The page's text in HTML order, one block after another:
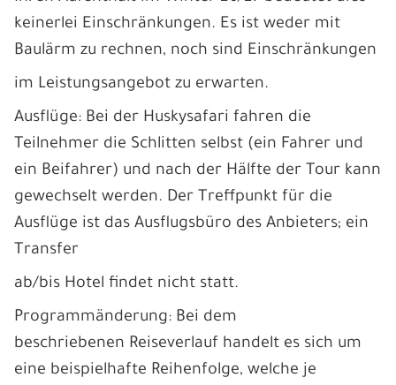
keinerlei Einschränkungen. Es ist weder mit
Baulärm zu rechnen, noch sind Einschränkungen
im Leistungsangebot zu erwarten.
Ausflüge: Bei der Huskysafari fahren die
Teilnehmer die Schlitten selbst (ein Fahrer und
ein Beifahrer) und nach der Hälfte der Tour kann
gewechselt werden. Der Treffpunkt für die
Ausflüge ist das Ausflugsbüro des Anbieters; ein
Transfer
ab/bis Hotel findet nicht statt.
Programmänderung: Bei dem
beschriebenen Reiseverlauf handelt es sich um
eine beispielhafte Reihenfolge, welche je